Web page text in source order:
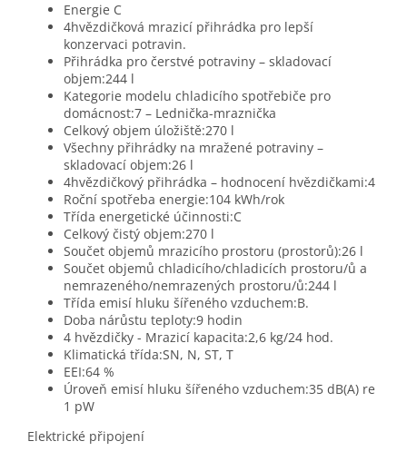
Energie C
4hvězdičková mrazicí přihrádka pro lepší
konzervaci potravin.
Přihrádka pro čerstvé potraviny – skladovací
objem:244 l
Kategorie modelu chladicího spotřebiče pro
domácnost:7 – Lednička-mraznička
Celkový objem úložiště:270 l
Všechny přihrádky na mražené potraviny –
skladovací objem:26 l
4hvězdičkový přihrádka – hodnocení hvězdičkami:4
Roční spotřeba energie:104 kWh/rok
Třída energetické účinnosti:C
Celkový čistý objem:270 l
Součet objemů mrazicího prostoru (prostorů):26 l
Součet objemů chladicího/chladicích prostoru/ů a
nemrazeného/nemrazených prostoru/ů:244 l
Třída emisí hluku šířeného vzduchem:B.
Doba nárůstu teploty:9 hodin
4 hvězdičky - Mrazicí kapacita:2,6 kg/24 hod.
Klimatická třída:SN, N, ST, T
EEI:64 %
Úroveň emisí hluku šířeného vzduchem:35 dB(A) re
1 pW
Elektrické připojení